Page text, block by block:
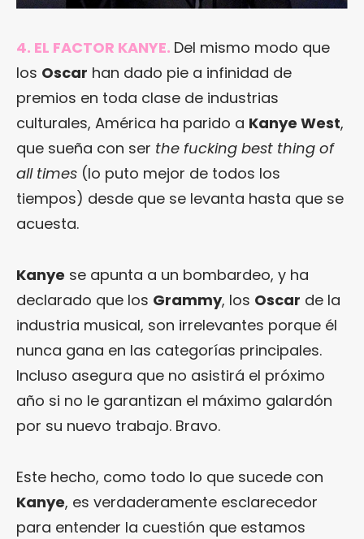
4. EL FACTOR KANYE. Del mismo modo que
los Oscar han dado pie a infinidad de
premios en toda clase de industrias
culturales, América ha parido a Kanye West,
que sueña con ser the fucking best thing of
all times (lo puto mejor de todos los
tiempos) desde que se levanta hasta que se
acuesta.
Kanye se apunta a un bombardeo, y ha
declarado que los Grammy, los Oscar de la
industria musical, son irrelevantes porque él
nunca gana en las categorías principales.
Incluso asegura que no asistirá el próximo
año si no le garantizan el máximo galardón
por su nuevo trabajo. Bravo.
Este hecho, como todo lo que sucede con
Kanye, es verdaderamente esclarecedor
para entender la cuestión que estamos